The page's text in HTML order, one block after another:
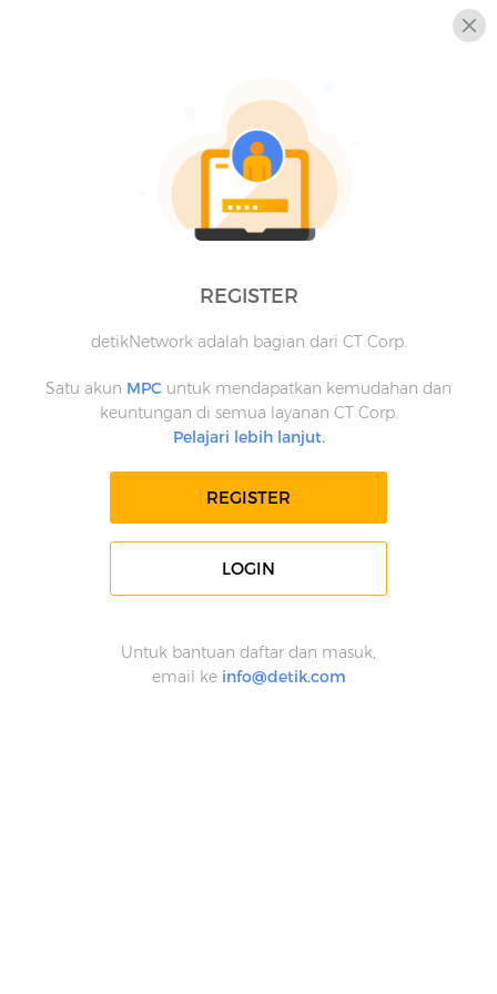
REGISTER
detikNetwork adalah bagian dari CT Corp.
Satu akun MPC untuk mendapatkan kemudahan dan
keuntungan di semua layanan CT Corp.
Pelajari lebih lanjut.
REGISTER
LOGIN
Untuk bantuan daftar dan masuk,
email ke info@detik.com